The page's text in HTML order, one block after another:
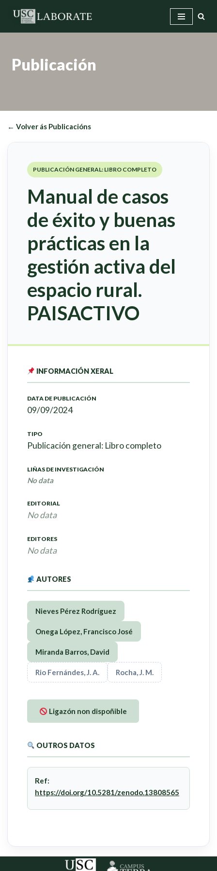
Saltar
Publicación
← Volver ás Publicacións
PUBLICACIÓN GENERAL: LIBRO COMPLETO
Manual de casos
de éxito y buenas
prácticas en la
gestión activa del
espacio rural.
PAISACTIVO
INFORMACIÓN XERAL
DATA DE PUBLICACIÓN
09/09/2024
TIPO
Publicación general: Libro completo
LIÑAS DE INVESTIGACIÓN
No data
EDITORIAL
No data
EDITORES
No data
AUTORES
Nieves Pérez Rodríguez
Onega López, Francisco José
Miranda Barros, David
Rio Fernándes, J. A. Rocha, J. M.
Ligazón non dispoñible
OUTROS DATOS
Ref:
https://doi.org/10.5281/zenodo.13808565